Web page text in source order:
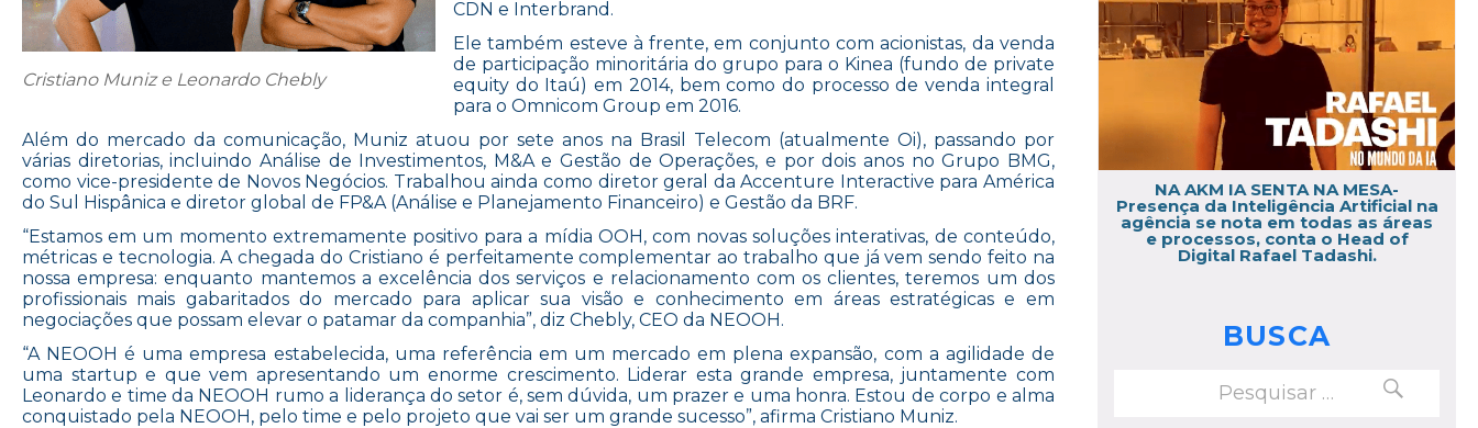
Cristiano Muniz e Leonardo Chebly
CDN e Interbrand.
Ele também esteve à frente, em conjunto com acionistas, da venda
de participação minoritária do grupo para o Kinea (fundo de private
equity do Itaú) em 2014, bem como do processo de venda integral
para o Omnicom Group em 2016.
Além do mercado da comunicação, Muniz atuou por sete anos na Brasil Telecom (atualmente Oi), passando por
várias diretorias, incluindo Análise de Investimentos, M&A e Gestão de Operações, e por dois anos no Grupo BMG,
como vice-presidente de Novos Negócios. Trabalhou ainda como diretor geral da Accenture Interactive para América
do Sul Hispânica e diretor global de FP&A (Análise e Planejamento Financeiro) e Gestão da BRF.
“Estamos em um momento extremamente positivo para a mídia OOH, com novas soluções interativas, de conteúdo,
métricas e tecnologia. A chegada do Cristiano é perfeitamente complementar ao trabalho que já vem sendo feito na
nossa empresa: enquanto mantemos a excelência dos serviços e relacionamento com os clientes, teremos um dos
profissionais mais gabaritados do mercado para aplicar sua visão e conhecimento em áreas estratégicas e em
negociações que possam elevar o patamar da companhia”, diz Chebly, CEO da NEOOH.
“A NEOOH é uma empresa estabelecida, uma referência em um mercado em plena expansão, com a agilidade de
uma startup e que vem apresentando um enorme crescimento. Liderar esta grande empresa, juntamente com
Leonardo e time da NEOOH rumo a liderança do setor é, sem dúvida, um prazer e uma honra. Estou de corpo e alma
conquistado pela NEOOH, pelo time e pelo projeto que vai ser um grande sucesso”, afirma Cristiano Muniz.
NA AKM IA SENTA NA MESA-
Presença da Inteligência Artificial na
agência se nota em todas as áreas
e processos, conta o Head of
Digital Rafael Tadashi.
BUSCA
PESQUISAR